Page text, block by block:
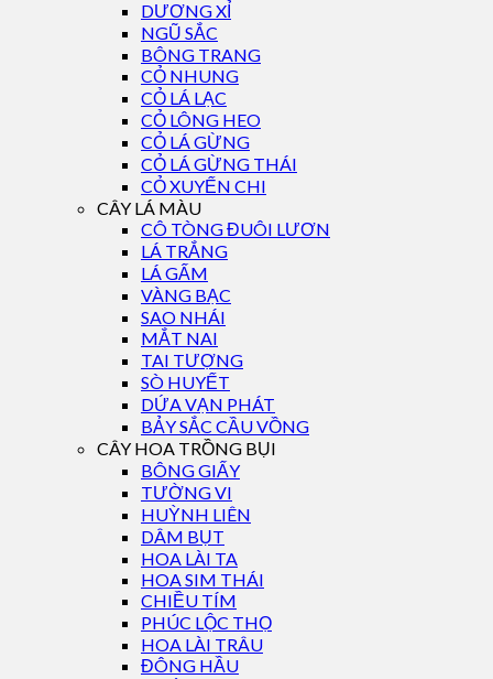
DƯƠNG XỈ
NGŨ SẮC
BÔNG TRANG
CỎ NHUNG
CỎ LÁ LẠC
CỎ LÔNG HEO
CỎ LÁ GỪNG
CỎ LÁ GỪNG THÁI
CỎ XUYẾN CHI
CÂY LÁ MÀU
CÔ TÒNG ĐUÔI LƯƠN
LÁ TRẮNG
LÁ GẤM
VÀNG BẠC
SAO NHÁI
MẮT NAI
TAI TƯỢNG
SÒ HUYẾT
DỨA VẠN PHÁT
BẢY SẮC CẦU VỒNG
CÂY HOA TRỒNG BỤI
BÔNG GIẤY
TƯỜNG VI
HUỲNH LIÊN
DÂM BỤT
HOA LÀI TA
HOA SIM THÁI
CHIỀU TÍM
PHÚC LỘC THỌ
HOA LÀI TRÂU
ĐÔNG HẦU